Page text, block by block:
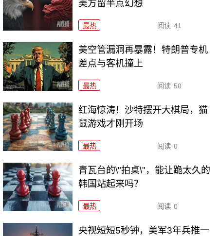
美方留半点幻想
最热 阅读 41
美空管漏洞再暴露！特朗普专机
差点与客机撞上
最热 阅读 50
红海惊涛！沙特摆开大棋局，猫
鼠游戏才刚开场
最热 阅读 0
青瓦台的\"拍桌\"，能让跪太久的
韩国站起来吗？
最热 阅读 0
央视短短5秒钟，美军3年兵推一